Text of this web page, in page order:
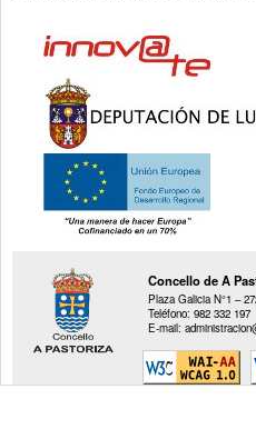
Concello de A
Plaza Galicia N°1 –
Teléfono: 982 332 197
E-mail: